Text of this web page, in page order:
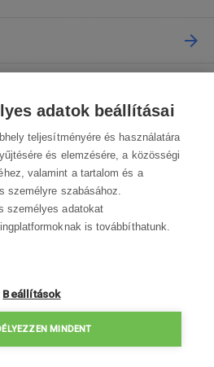
velünk
Hé-Pé 8:00—16:30
adatok beállításai
teljesítményére és használatára
és elemzésére, a közösségi
valamint a tartalom és a
személyre szabásához.
személyes adatokat
is továbbíthatunk.
Beállítások
MINDENT